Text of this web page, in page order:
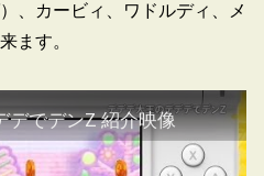
、カービィ、ワドルディ、メ
ます。
デでデンZ 紹介映像